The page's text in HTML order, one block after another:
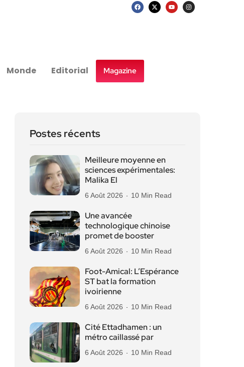
Monde Editorial Magazine
Postes récents
Meilleure moyenne en
sciences expérimentales:
Malika El
6 Août 2026 10 Min Read
Une avancée
technologique chinoise
promet de booster
6 Août 2026 10 Min Read
Foot-Amical: L’Espérance
ST bat la formation
ivoirienne
6 Août 2026 10 Min Read
Cité Ettadhamen : un
métro caillassé par
6 Août 2026 10 Min Read